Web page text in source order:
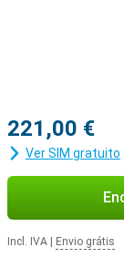
221,00 €
Ver SIM gratuito
Incl. IVA Envio grátis